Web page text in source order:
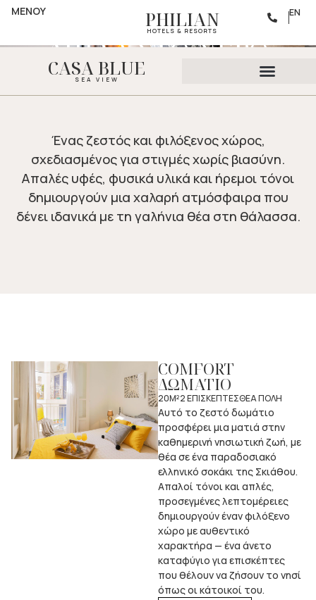
ΜΕΝΟΥ PHILIAN
HOTELS & RESORTS
EN
CASA BLUE
SEA VIEW
ΖΕΣΤΗ ΑΠΟΔΡΑΣΗ
ΔΙΠΛΑ ΣΤΟ ΝΕΡΟ
Ένας ζεστός και φιλόξενος χώρος,
σχεδιασμένος για στιγμές χωρίς βιασύνη.
Απαλές υφές, φυσικά υλικά και ήρεμοι τόνοι
δημιουργούν μια χαλαρή ατμόσφαιρα που
δένει ιδανικά με τη γαλήνια θέα στη θάλασσα.
COMFORT
ΔΩΜΑΤΙΟ
20M²2 ΕΠΙΣΚΕΠΤΕΣΘΕΑ ΠΟΛΗ
Αυτό το ζεστό δωμάτιο
προσφέρει μια ματιά στην
καθημερινή νησιωτική ζωή, με
θέα σε ένα παραδοσιακό
ελληνικό σοκάκι της Σκιάθου.
Απαλοί τόνοι και απλές,
προσεγμένες λεπτομέρειες
δημιουργούν έναν φιλόξενο
χώρο με αυθεντικό
χαρακτήρα — ένα άνετο
καταφύγιο για επισκέπτες
που θέλουν να ζήσουν το νησί
όπως οι κάτοικοί του.